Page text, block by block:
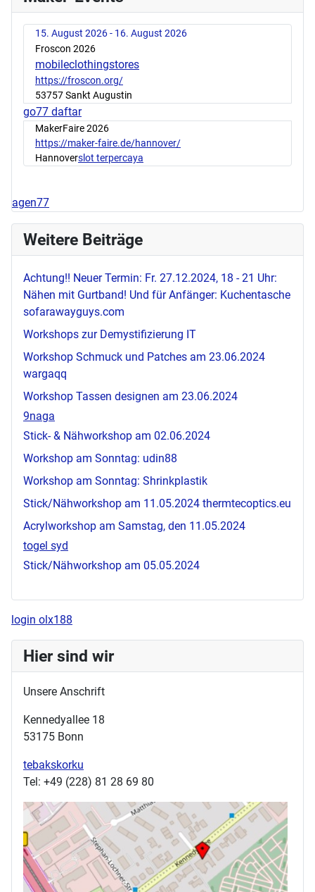
15. August 2026 - 16. August 2026
Froscon 2026
mobileclothingstores
https://froscon.org/
53757 Sankt Augustin
go77 daftar
MakerFaire 2026
https://maker-faire.de/hannover/
Hannoverslot terpercaya
agen77
Weitere Beiträge
Achtung!! Neuer Termin: Fr. 27.12.2024, 18 - 21 Uhr:
Nähen mit Gurtband! Und für Anfänger: Kuchentasche
sofarawayguys.com
Workshops zur Demystifizierung IT
Workshop Schmuck und Patches am 23.06.2024
wargaqq
Workshop Tassen designen am 23.06.2024
9naga
Stick- & Nähworkshop am 02.06.2024
Workshop am Sonntag: udin88
Workshop am Sonntag: Shrinkplastik
Stick/Nähworkshop am 11.05.2024 thermtecoptics.eu
Acrylworkshop am Samstag, den 11.05.2024
togel syd
Stick/Nähworkshop am 05.05.2024
login olx188
Hier sind wir
Unsere Anschrift
Kennedyallee 18
53175 Bonn
tebakskorku
Tel: +49 (228) 81 28 69 80